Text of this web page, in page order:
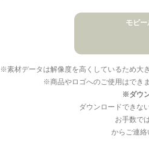
モビ
※素材データは解像度を高くしているため大
※商品やロゴへのご使用はできま
※ダウ
ダウンロードできな
お手数で
からご連絡